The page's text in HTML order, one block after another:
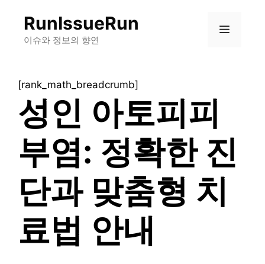
RunIssueRun
이슈와 정보의 향연
메
[rank_math_breadcrumb]
성인 아토피피
부염: 정확한 진
단과 맞춤형 치
료법 안내